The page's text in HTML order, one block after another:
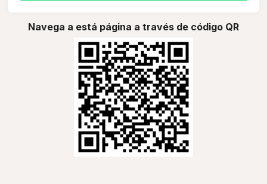
Navega a está página a través de código QR